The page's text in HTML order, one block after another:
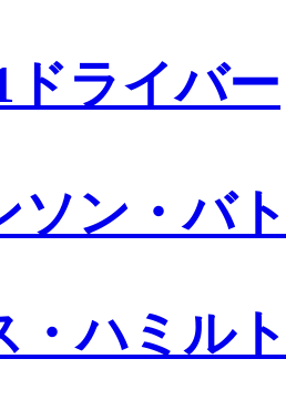
ドライバー
ソン・バ
・ハミル